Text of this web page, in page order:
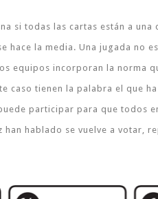
si todas las cartas están a
hace la media. Una jugada no
equipos incorporan la norma
caso tienen la palabra el que
participar para que todos
han hablado se vuelve a votar,